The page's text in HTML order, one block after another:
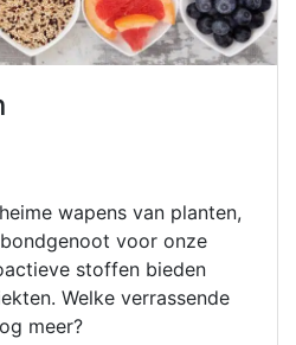
wapens van planten,
voor onze
stoffen bieden
Welke verrassende
meer?